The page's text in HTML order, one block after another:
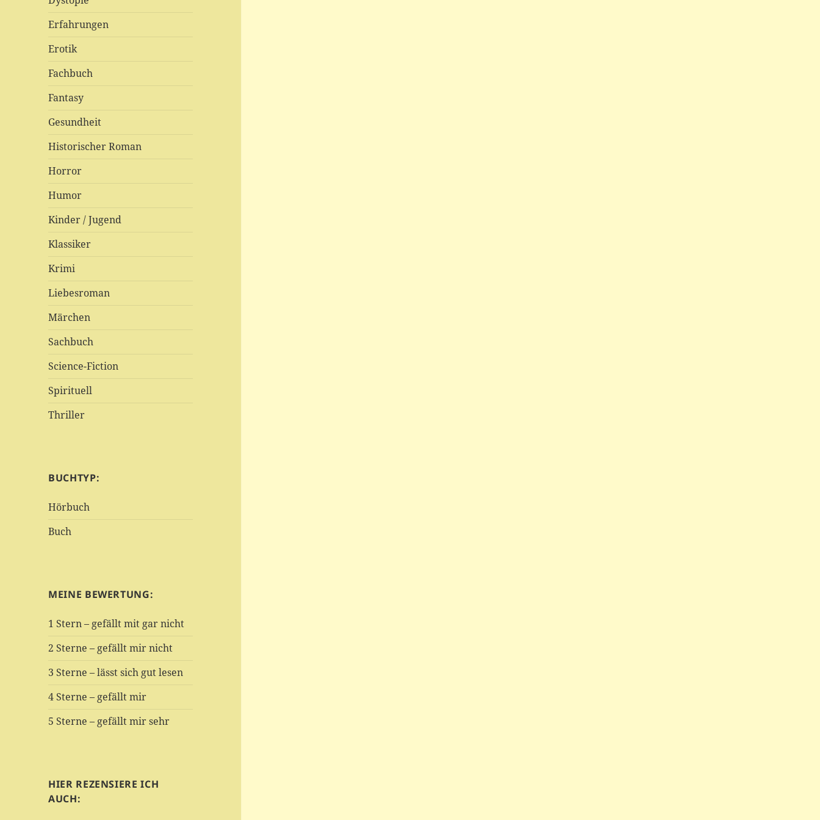
Erfahrungen
Erotik
Fachbuch
Fantasy
Gesundheit
Historischer Roman
Horror
Humor
Kinder / Jugend
Klassiker
Krimi
Liebesroman
Märchen
Sachbuch
Science-Fiction
Spirituell
Thriller
BUCHTYP:
Hörbuch
Buch
MEINE BEWERTUNG:
1 Stern – gefällt mit gar nicht
2 Sterne – gefällt mir nicht
3 Sterne – lässt sich gut lesen
4 Sterne – gefällt mir
5 Sterne – gefällt mir sehr
HIER REZENSIERE ICH
AUCH: